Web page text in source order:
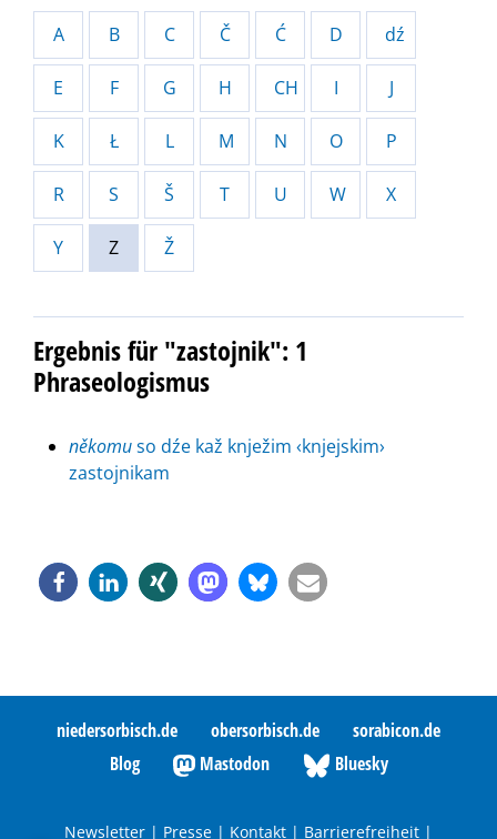
A B C Č Ć D dź
E F G H CH I J
K Ł L M N O P
R S Š T U W X
Y Z Ž
Ergebnis für "zastojnik": 1
Phraseologismus
někomuso dźe kaž knježim ‹knjejskim›
zastojnikam
niedersorbisch.de obersorbisch.de
sorabicon.de
Blog
Mastodon Bluesky
Newsletter | Presse | Kontakt | Barrierefreiheit |